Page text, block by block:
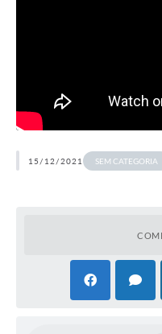
15/12/2021 SEM CATEGORIA